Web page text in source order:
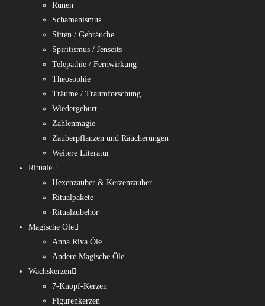
Runen
Schamanismus
Sitten / Gebräuche
Spiritismus / Jenseits
Telepathie / Fernwirkung
Theosophie
Träume / Traumforschung
Wiedergeburt
Zahlenmagie
Zauberpflanzen und Räucherungen
Weitere Literatur
Rituale
Hexenzauber & Kerzenzauber
Ritualpakete
Ritualzubehör
Magische Öle
Anna Riva Öle
Andere Magische Öle
Wachskerzen
7-Knopf-Kerzen
Figurenkerzen